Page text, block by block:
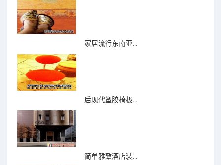
家居流行东南亚...
后现代塑胶椅极...
简单雅致酒店装...